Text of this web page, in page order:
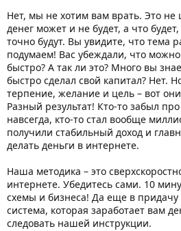
Нет, мы не хотим вам врать. Это не
денег может и не будет, а что
точно будут. Вы увидите, что тема
подумаем! Вас убеждали, что
быстро? А так ли это? Много вы
быстро сделал свой капитал? Нет.
терпение, желание и цель – вот они
Разный результат! Кто-то забыл
навсегда, кто-то стал вообще
получили стабильный доход и
делать деньги в интернете.
Наша методика – это
интернете. Убедитесь сами. 10
схемы и бизнеса! Да еще в
система, которая заработает вам
следовать нашей инструкции.